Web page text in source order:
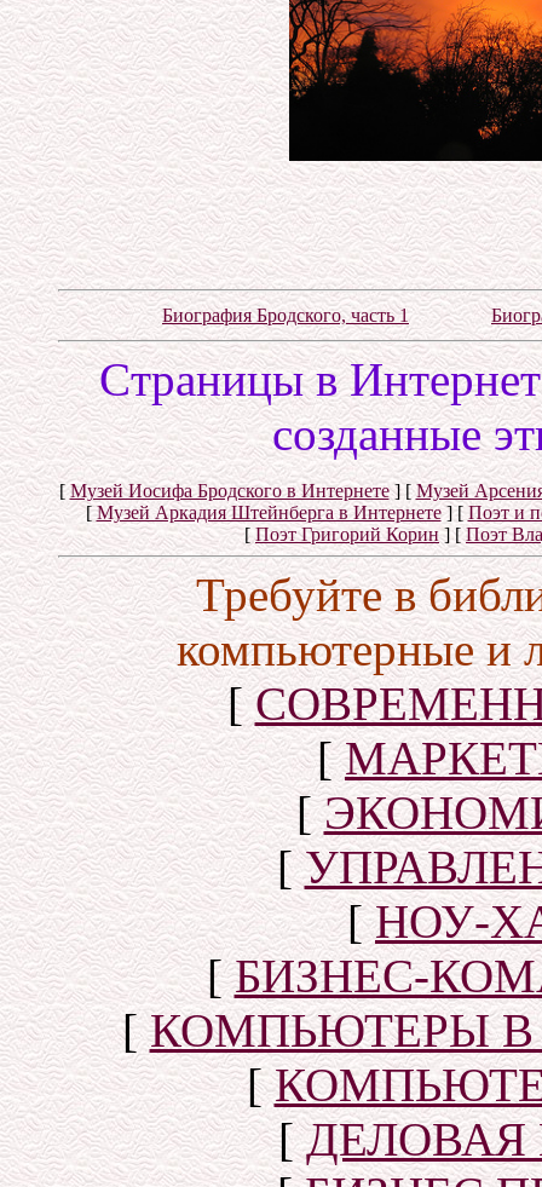
Биография Бродского, часть 1
Cтраницы в
созданные
[Музей Иосифа Бродского в Интернете] [Музей
[Музей Аркадия Штейнберга в Интернете] [ Поэт и
[Поэт Григорий Корин] [Поэт
Требуйте в
компьютерные и
[
[
[
[
[НОУ-
[БИЗНЕС-
[КОМПЬЮТЕРЫ В
[
[